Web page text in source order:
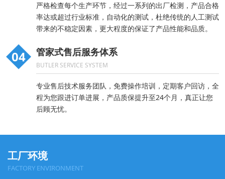
严格检查每个生产环节，经过一系列的出厂检测，产品合格
率达或超过行业标准，自动化的测试，杜绝传统的人工测试
带来的不稳定因素，更大程度的保证了产品性能和品质。
04 管家式售后服务体系
BUTLER SERVICE SYSTEM
专业售后技术服务团队，免费操作培训，定期客户回访，全
程为您跟进订单进展，产品质保提升至24个月，真正让您
后顾无忧。
工厂环境
FACTORY ENVIRONMENT